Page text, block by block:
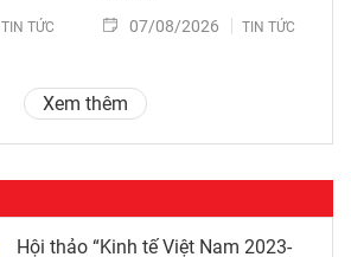
TIN TỨC 07/08/2026 TIN TỨC
Xem thêm
Hội thảo “Kinh tế Việt Nam 2023-